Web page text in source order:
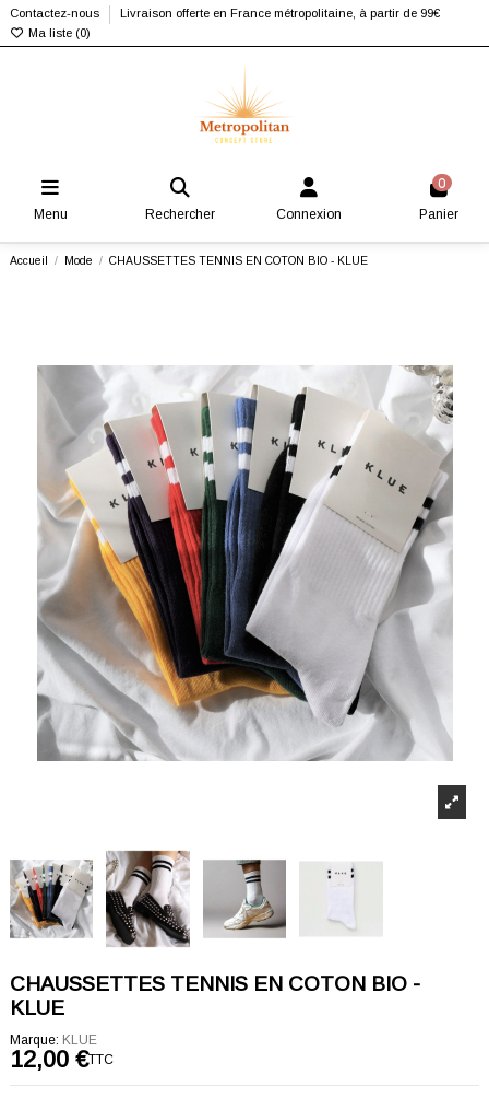
Contactez-nous
Livraison offerte en France métropolitaine, à partir de 99€
Ma liste (0)
Menu Rechercher Connexion
0
Panier
Accueil Mode CHAUSSETTES TENNIS EN COTON BIO - KLUE
CHAUSSETTES TENNIS EN COTON BIO -
KLUE
Marque: KLUE
12,00 €TTC